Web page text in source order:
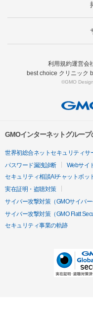
利用規約運営会
best choice クリニック
©GMO
GMOインターネットグルー
世界初総合ネットセキュリティサ
パスワード漏洩診断
Webサイ
セキュリティ相談AIチャットボッ
実在証明・盗聴対策
サイバー攻撃対策（GMOサイバー
サイバー攻撃対策（GMO Flatt
セキュリティ事業の軌跡